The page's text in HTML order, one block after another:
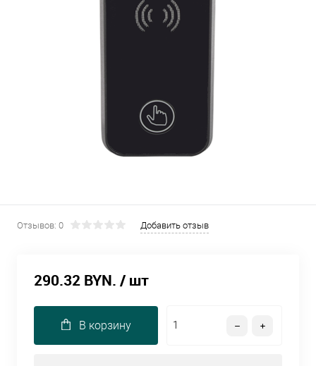
Отзывов: 0 Добавить отзыв
290.32 BYN. / шт
В корзину